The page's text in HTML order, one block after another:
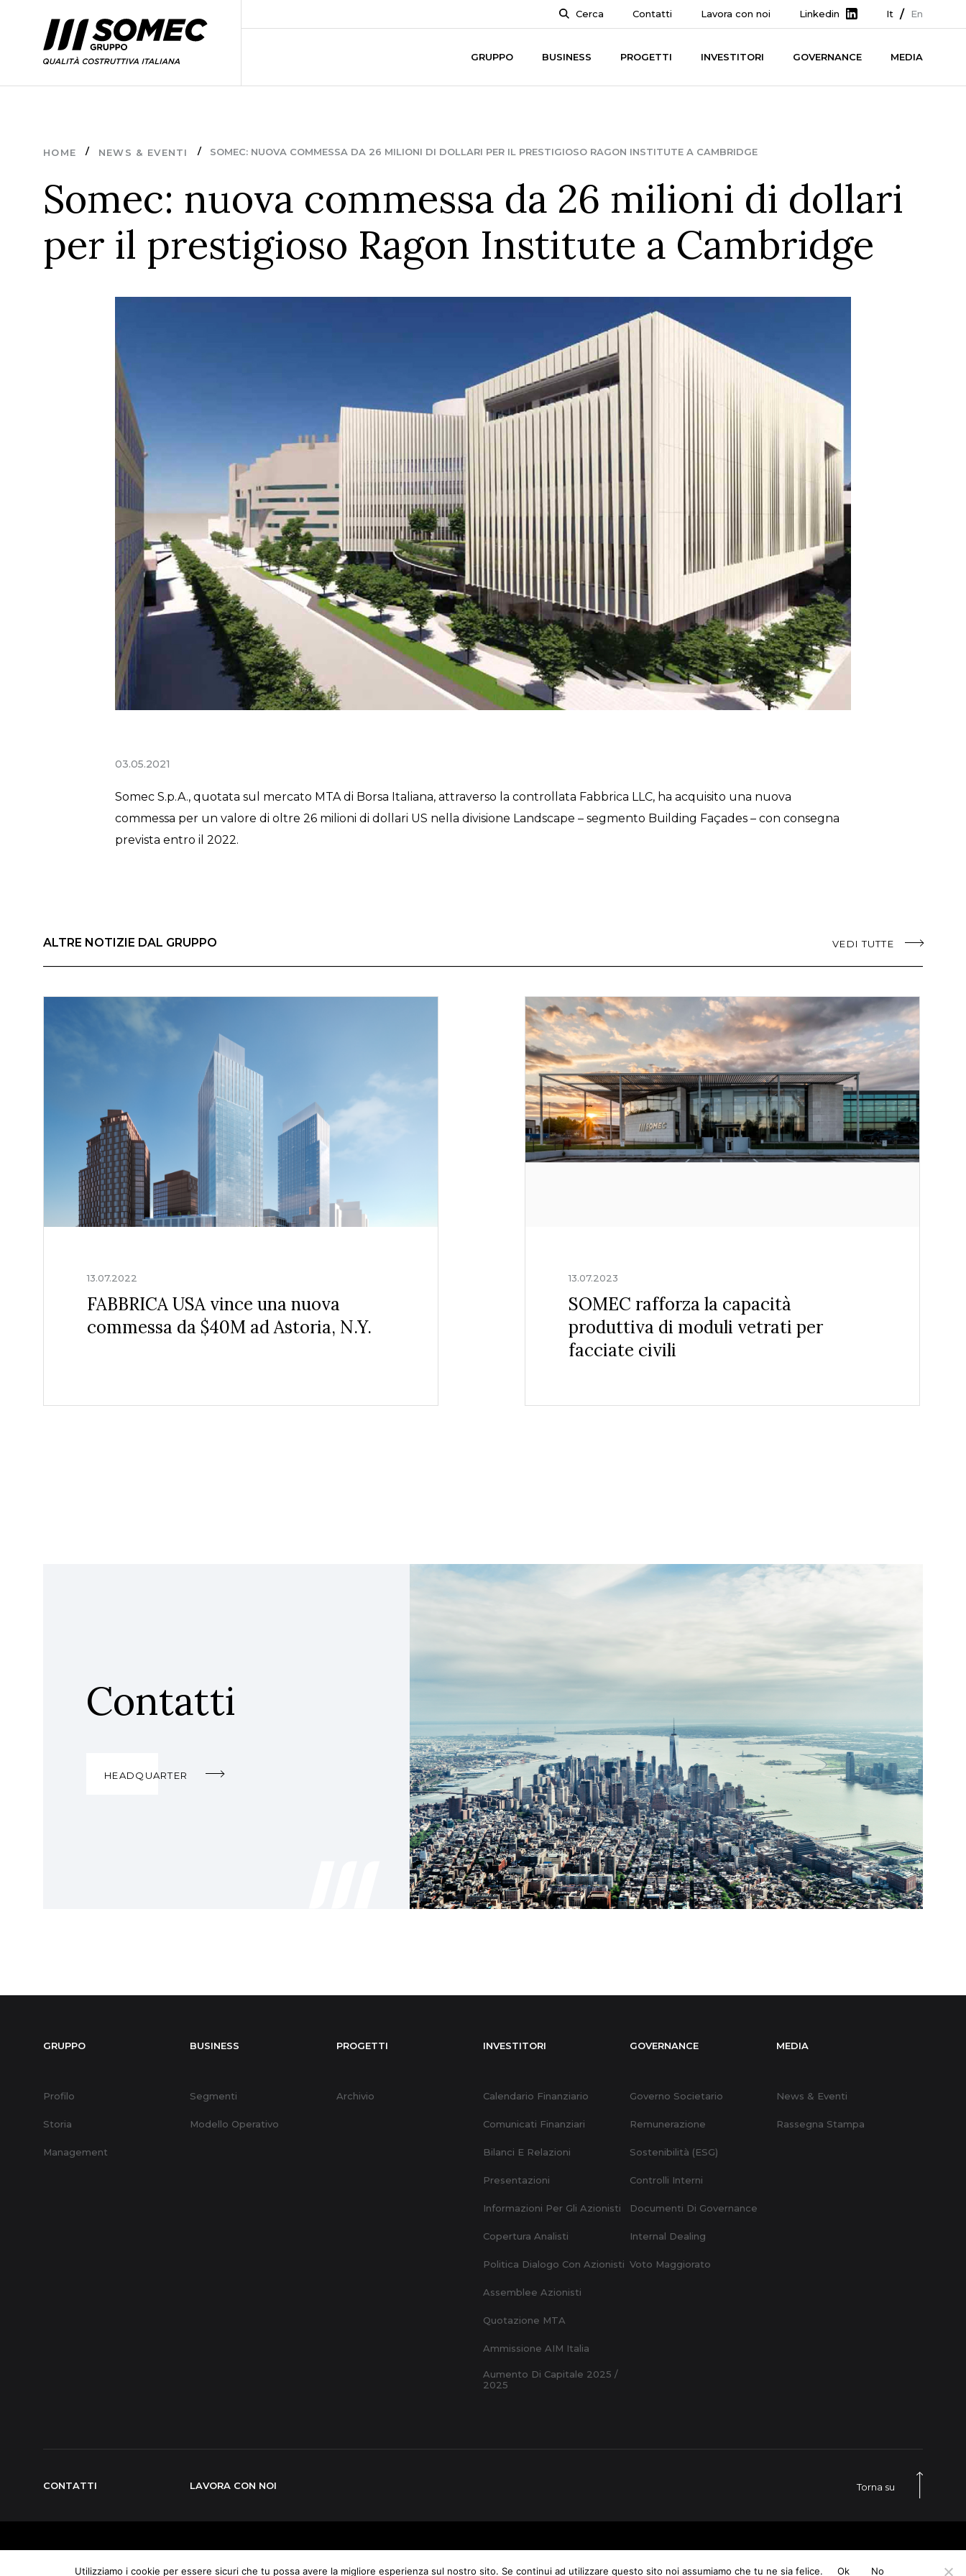
It En
Contatti Lavora con noi Linkedin
Cerca
GRUPPO BUSINESS PROGETTI INVESTITORI GOVERNANCE MEDIA
HOME NEWS & EVENTI SOMEC: NUOVA COMMESSA DA 26 MILIONI DI DOLLARI PER IL PRESTIGIOSO RAGON INSTITUTE A CAMBRIDGE
Somec: nuova commessa da 26 milioni di dollari
per il prestigioso Ragon Institute a Cambridge
03.05.2021
Somec S.p.A., quotata sul mercato MTA di Borsa Italiana, attraverso la controllata Fabbrica LLC, ha acquisito una nuova
commessa per un valore di oltre 26 milioni di dollari US nella divisione Landscape – segmento Building Façades – con consegna
prevista entro il 2022.
ALTRE NOTIZIE DAL GRUPPO VEDI TUTTE
13.07.2022
FABBRICA USA vince una nuova
commessa da $40M ad Astoria, N.Y.
13.07.2023
SOMEC rafforza la capacità
produttiva di moduli vetrati per
facciate civili
Contatti
HEADQUARTER
GRUPPO
Profilo
Storia
Management
BUSINESS
Segmenti
Modello Operativo
PROGETTI
Archivio
INVESTITORI
Calendario Finanziario
Comunicati Finanziari
Bilanci E Relazioni
Presentazioni
Informazioni Per Gli Azionisti
Copertura Analisti
Politica Dialogo Con Azionisti
Assemblee Azionisti
Quotazione MTA
Ammissione AIM Italia
Aumento Di Capitale 2025 /
2025
GOVERNANCE
Governo Societario
Remunerazione
Sostenibilità (ESG)
Controlli Interni
Documenti Di Governance
Internal Dealing
Voto Maggiorato
MEDIA
News & Eventi
Rassegna Stampa
CONTATTI LAVORA CON NOI Torna su
Utilizziamo i cookie per essere sicuri che tu possa avere la migliore esperienza sul nostro sito. Se continui ad utilizzare questo sito noi assumiamo che tu ne sia felice.
Ok No